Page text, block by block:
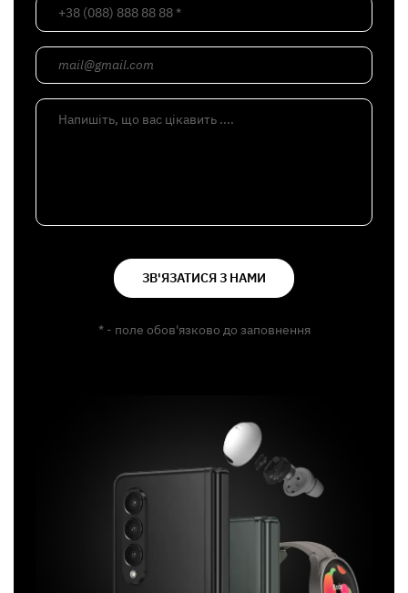
+38 (088) 888 88 88 *
mail@gmail.com
Напишіть, що вас цікавить ....
ЗВ'ЯЗАТИСЯ З НАМИ
* - поле обов'язково до заповнення